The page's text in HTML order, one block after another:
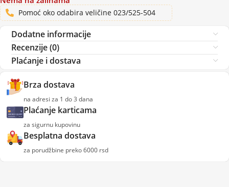
Pomoć oko odabira veličine 023/525-504
Dodatne informacije
Recenzije (0)
Plaćanje i dostava
Brza dostava
na adresi za 1 do 3 dana
Plaćanje karticama
za sigurnu kupovinu
Besplatna dostava
za porudžbine preko 6000 rsd